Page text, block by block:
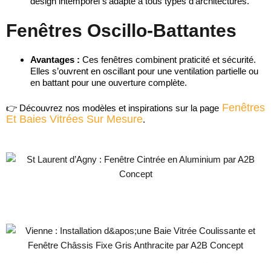
Fenêtres Oscillo-Battantes
Avantages : Ces fenêtres combinent praticité et sécurité.
Elles s’ouvrent en oscillant pour une ventilation partielle ou
en battant pour une ouverture complète.
👉 Découvrez nos modèles et inspirations sur la page Fenêtres
Et Baies Vitrées Sur Mesure.